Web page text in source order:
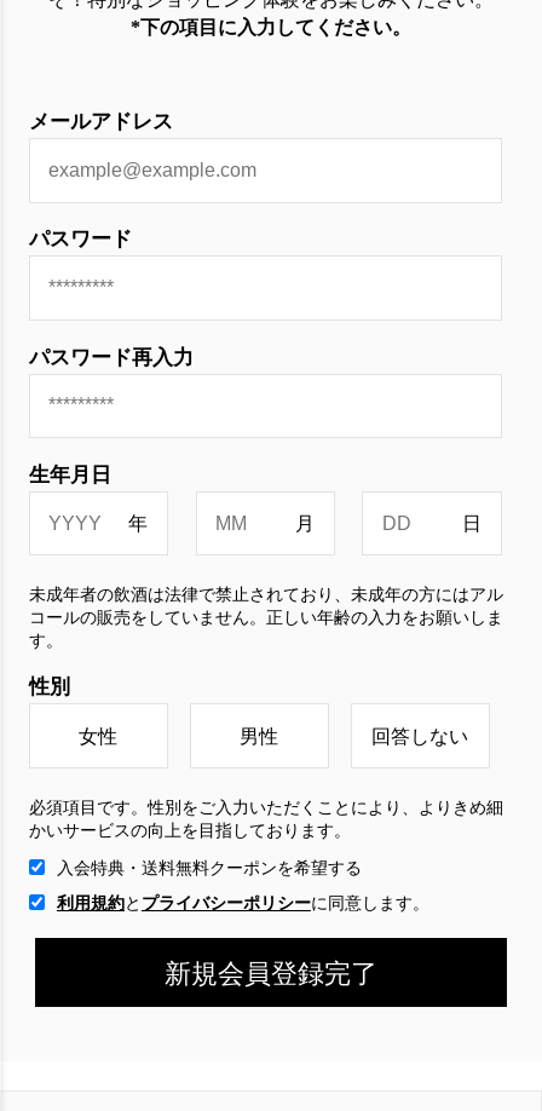
*下の項目に入力してください。
メールアドレス
パスワード
パスワード再入力
生年月日
未成年者の飲酒は法律で禁止されており、未成年の方にはアル
コールの販売をしていません。正しい年齢の入力をお願いしま
す。
性別
女性 男性 回答しない
必須項目です。性別をご入力いただくことにより、よりきめ細
かいサービスの向上を目指しております。
入会特典・送料無料クーポンを希望する
利用規約と プライバシーポリシーに 同意します。